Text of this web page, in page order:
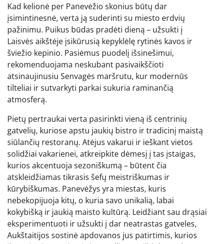
Kad kelionė per Panevėžio skonius būtų dar
įsimintinesnė, verta ją suderinti su miesto erdvių
pažinimu. Puikus būdas pradėti dieną – užsukti į
Laisvės aikštėje įsikūrusią kepyklėlę rytinės kavos ir
šviežio kepinio. Pasiėmus puodelį išsinešimui,
rekomenduojama neskubant pasivaikščioti
atsinaujinusiu Senvagės maršrutu, kur modernūs
tilteliai ir sutvarkyti parkai sukuria raminančią
atmosferą.
Pietų pertraukai verta pasirinkti vieną iš centrinių
gatvelių, kuriose apstu jaukių bistro ir tradicinį maistą
siūlančių restoranų. Atėjus vakarui ir ieškant vietos
solidžiai vakarienei, atkreipkite dėmesį į tas įstaigas,
kurios akcentuoja sezoniškumą – būtent čia
atskleidžiamas tikrasis šefų meistriškumas ir
kūrybiškumas. Panevėžys yra miestas, kuris
nebekopijuoja kitų, o kuria savo unikalią, labai
kokybišką ir jaukią maisto kultūrą. Leidžiant sau drąsiai
eksperimentuoti ir užsukti į dar neatrastas gatveles,
Aukštaitijos sostinė apdovanos jus patirtimis, kurios